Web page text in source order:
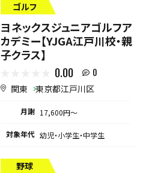
ゴルフ
ヨネックスジュニアゴルフア
カデミー【YJGA江戸川校・親
子クラス】
0.00 0
関東 東京都江戸川区
月謝 17,600円〜
対象年代 幼児・小学生・中学生
野球